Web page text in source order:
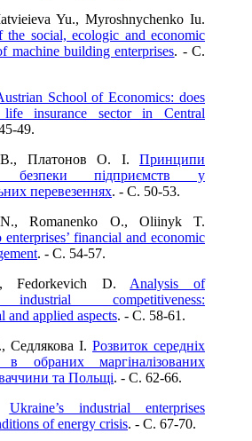
Yu., Myroshnychenko Iu.
the social, ecologic and economic
machine building enterprises. - C.
School of Economics: does
insurance sector in Central
49.
Платонов О. І. Принципи
безпеки підприємств у
перевезеннях. - C. 50-53.
N., Romanenko O., Oliinyk T.
enterprises’ financial and economic
. - C. 54-57.
Fedorkevich D. Analysis of
competitiveness:
and applied aspects. - C. 58-61.
Седлякова І. Розвиток середніх
в обраних маргіналізованих
та Польщі. - C. 62-66.
Ukraine’s industrial enterprises
of energy crisis. - C. 67-70.